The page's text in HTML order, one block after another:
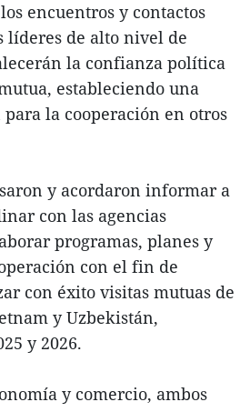
encuentros y contactos
líderes de alto nivel de
la confianza política
estableciendo una
la cooperación en otros
y acordaron informar a
con las agencias
programas, planes y
con el fin de
con éxito visitas mutuas de
y Uzbekistán,
y 2026.
y comercio, ambos